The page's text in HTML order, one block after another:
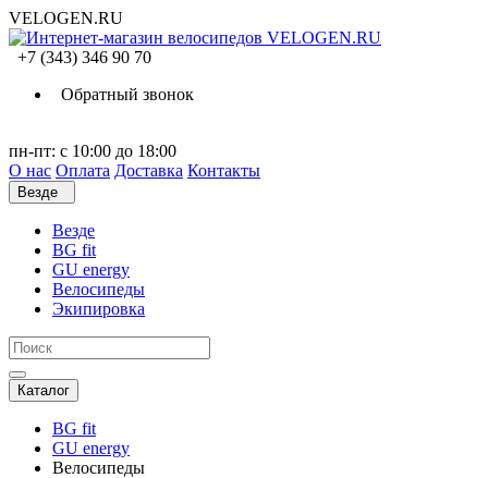
VELOGEN.RU
+7 (343) 346 90 70
Обратный звонок
пн-пт: с 10:00 до 18:00
О нас Оплата Доставка Контакты
Везде
Везде
BG fit
GU energy
Велосипеды
Экипировка
Каталог
BG fit
GU energy
Велосипеды